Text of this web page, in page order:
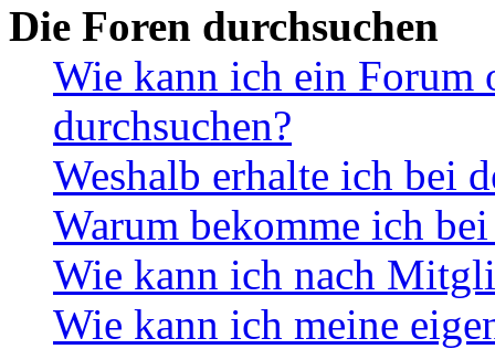
Die Foren durchsuchen
Wie kann ich ein Forum
durchsuchen?
Weshalb erhalte ich bei
Warum bekomme ich
Wie kann ich nach
Wie kann ich meine